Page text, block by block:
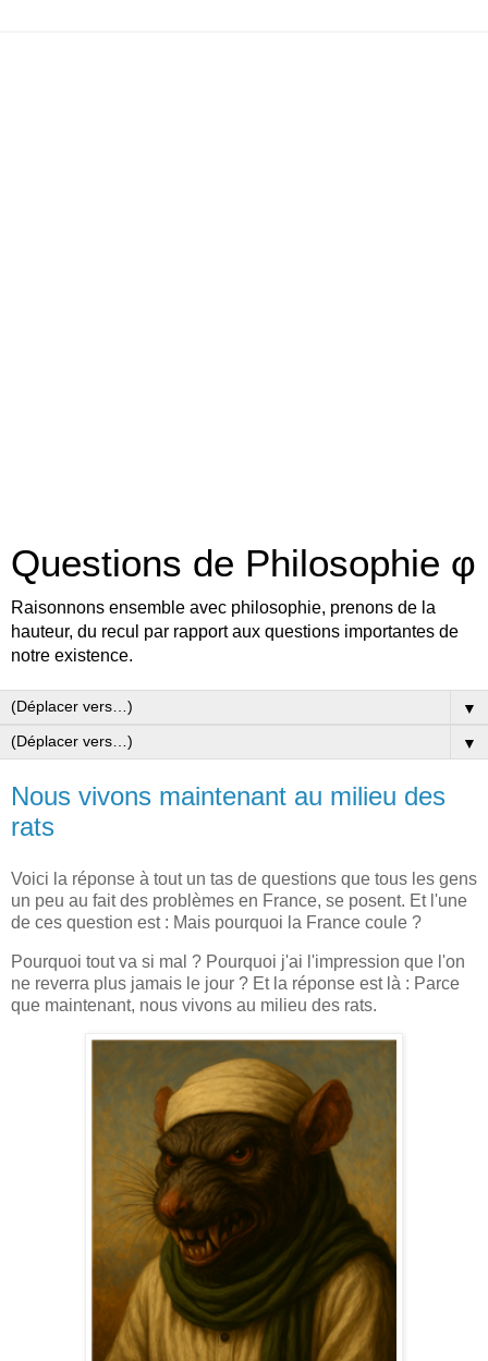
Questions de Philosophie φ
Raisonnons ensemble avec philosophie, prenons de la
hauteur, du recul par rapport aux questions importantes de
notre existence.
▼
▼
Nous vivons maintenant au milieu des
rats
Voici la réponse à tout un tas de questions que tous les gens
un peu au fait des problèmes en France, se posent. Et l'une
de ces question est : Mais pourquoi la France coule ?
Pourquoi tout va si mal ? Pourquoi j'ai l'impression que l'on
ne reverra plus jamais le jour ? Et la réponse est là : Parce
que maintenant, nous vivons au milieu des rats.